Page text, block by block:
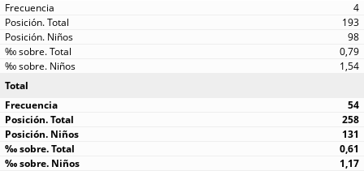
4
193
98
0,79
1,54
Total
54
258
131
0,61
1,17